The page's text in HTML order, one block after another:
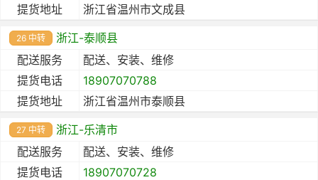
提货地址
浙江省温州市文成县
26 中转
浙江-泰顺县
配送服务
配送、安装、维修
提货电话
18907070788
提货地址
浙江省温州市泰顺县
27 中转
浙江-乐清市
配送服务
配送、安装、维修
提货电话
18907070728